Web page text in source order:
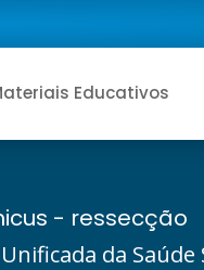
Educativos
- ressecção
da